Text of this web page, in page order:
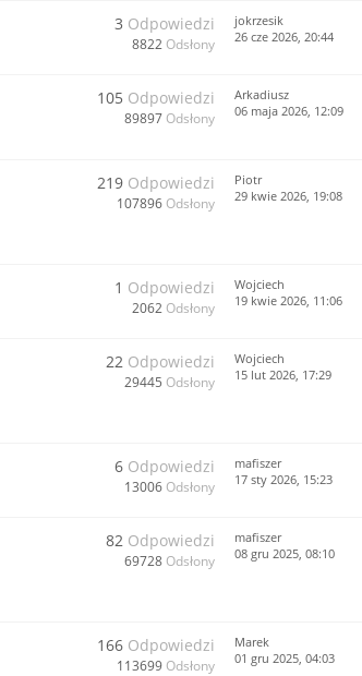
3 Odpowiedzi
8822 Odsłony
jokrzesik
26 cze 2026, 20:44
105 Odpowiedzi
89897 Odsłony
Arkadiusz
06 maja 2026, 12:09
219 Odpowiedzi
107896 Odsłony
Piotr
29 kwie 2026, 19:08
1 Odpowiedzi
2062 Odsłony
Wojciech
19 kwie 2026, 11:06
22 Odpowiedzi
29445 Odsłony
Wojciech
15 lut 2026, 17:29
6 Odpowiedzi
13006 Odsłony
mafiszer
17 sty 2026, 15:23
82 Odpowiedzi
69728 Odsłony
mafiszer
08 gru 2025, 08:10
166 Odpowiedzi
113699 Odsłony
Marek
01 gru 2025, 04:03